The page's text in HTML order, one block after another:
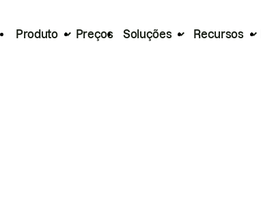
Produto Preços Soluções Recursos